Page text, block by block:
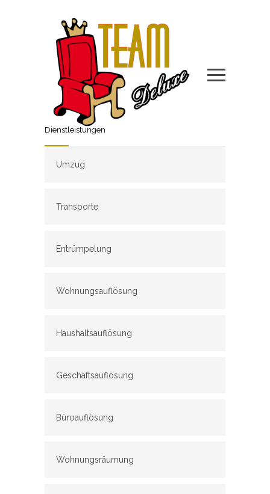
Dienstleistungen
Umzug
Transporte
Entrümpelung
Wohnungsauflösung
Haushaltsauflösung
Geschäftsauflösung
Büroauflösung
Wohnungsräumung